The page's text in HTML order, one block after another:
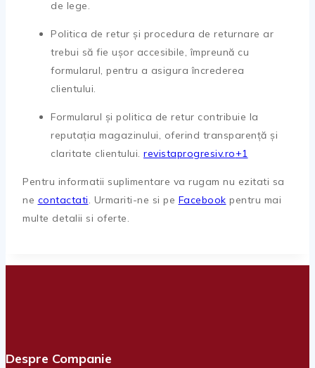
de lege.
Politica de retur și procedura de returnare ar
trebui să fie ușor accesibile, împreună cu
formularul, pentru a asigura încrederea
clientului.
Formularul și politica de retur contribuie la
reputația magazinului, oferind transparență și
claritate clientului. revistaprogresiv.ro+1
Pentru informatii suplimentare va rugam nu ezitati sa
ne contactati. Urmariti-ne si pe Facebook pentru mai
multe detalii si oferte.
Despre Companie